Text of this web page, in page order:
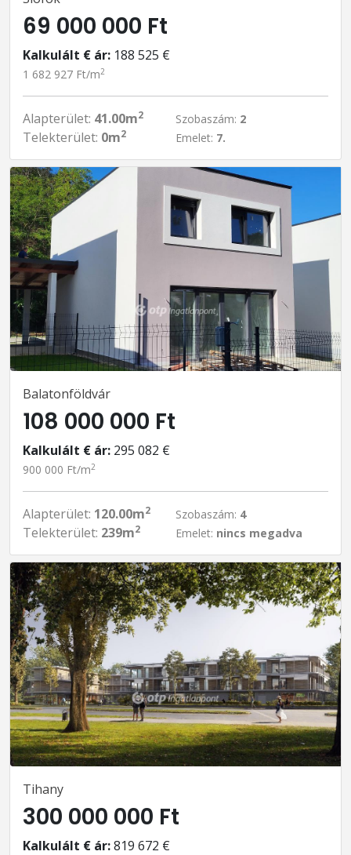
69 000 000 Ft
Kalkulált € ár: 188 525 €
1 682 927 Ft/m2
Alapterület: 41.00m2
Telekterület: 0m2
Szobaszám: 2
Emelet: 7.
Balatonföldvár
108 000 000 Ft
Kalkulált € ár: 295 082 €
900 000 Ft/m2
Alapterület: 120.00m2
Telekterület: 239m2
Szobaszám: 4
Emelet: nincs megadva
Tihany
300 000 000 Ft
Kalkulált € ár:819 672 €